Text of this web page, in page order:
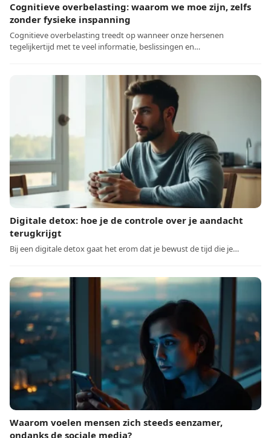
Cognitieve overbelasting: waarom we moe zijn, zelfs
zonder fysieke inspanning
Cognitieve overbelasting treedt op wanneer onze hersenen
tegelijkertijd met te veel informatie, beslissingen en…
Digitale detox: hoe je de controle over je aandacht
terugkrijgt
Bij een digitale detox gaat het erom dat je bewust de tijd die je…
Waarom voelen mensen zich steeds eenzamer,
ondanks de sociale media?